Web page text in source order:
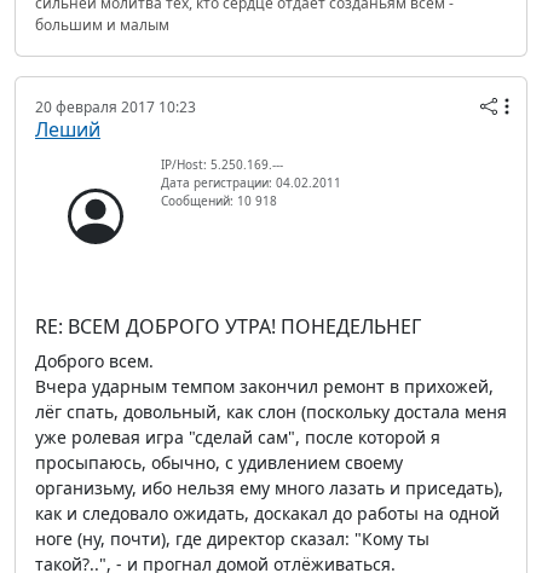
большим и малым
20 февраля 2017 10:23
Леший
IP/Host: 5.250.169.---
Дата регистрации: 04.02.2011
Сообщений: 10 918
RE: ВСЕМ ДОБРОГО УТРА! ПОНЕДЕЛЬНЕГ
Доброго всем.
Вчера ударным темпом закончил ремонт в прихожей,
лёг спать, довольный, как слон (поскольку достала меня
уже ролевая игра "сделай сам", после которой я
просыпаюсь, обычно, с удивлением своему
организьму, ибо нельзя ему много лазать и приседать),
как и следовало ожидать, доскакал до работы на одной
ноге (ну, почти), где директор сказал: "Кому ты
такой?..", - и прогнал домой отлёживаться.